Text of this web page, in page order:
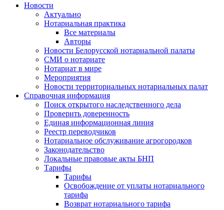
Новости
Актуально
Нотариальная практика
Все материалы
Авторы
Новости Белорусской нотариальной палаты
СМИ о нотариате
Нотариат в мире
Мероприятия
Новости территориальных нотариальных палат
Справочная информация
Поиск открытого наследственного дела
Проверить доверенность
Единая информационная линия
Реестр переводчиков
Нотариальное обслуживание агрогородков
Законодательство
Локальные правовые акты БНП
Тарифы
Тарифы
Освобождение от уплаты нотариального
тарифа
Возврат нотариального тарифа